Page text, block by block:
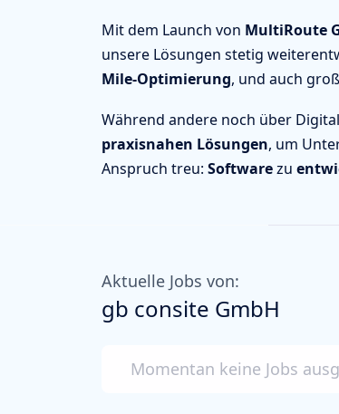
Mit dem Launch von MultiRoute
unsere Lösungen stetig
Mile-Optimierung, und auch
Während andere noch über
praxisnahen Lösungen, um
Anspruch treu: Softwarezu
Aktuelle Jobs von:
gb consite GmbH
Momentan keine Jobs